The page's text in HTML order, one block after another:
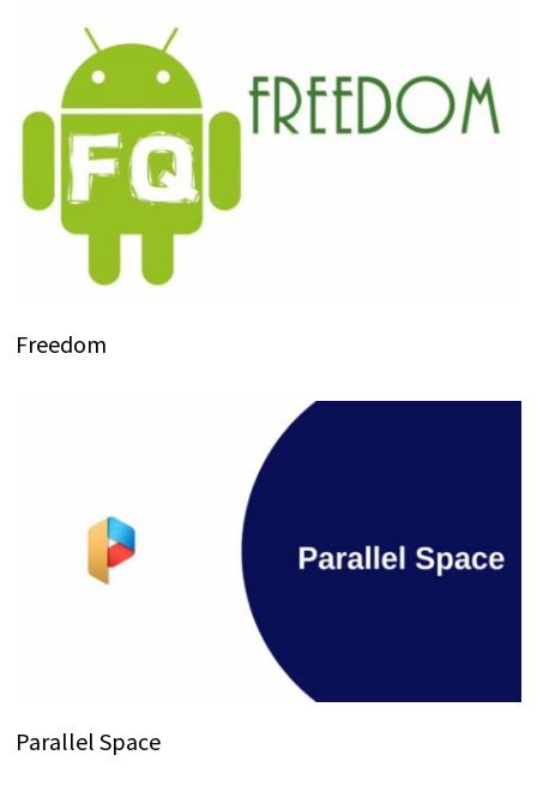
Freedom
Parallel Space